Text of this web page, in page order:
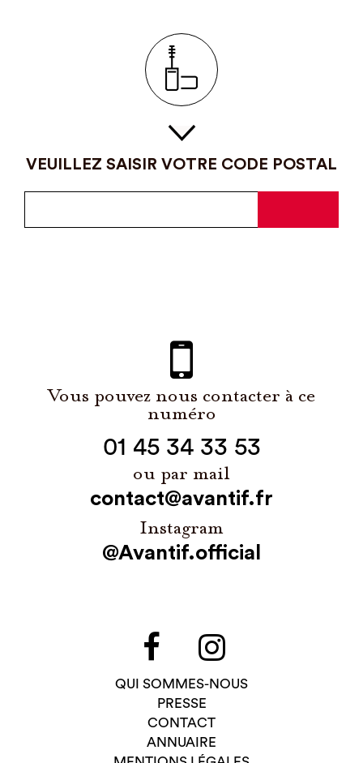
VEUILLEZ SAISIR VOTRE CODE POSTAL
Vous pouvez nous contacter à ce
numéro
01 45 34 33 53
ou par mail
contact@avantif.fr
Instagram
@Avantif.official
QUI SOMMES-NOUS
PRESSE
CONTACT
ANNUAIRE